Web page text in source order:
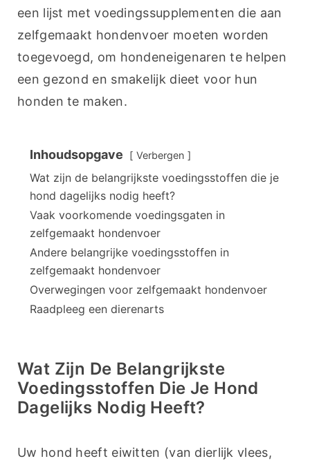
een lijst met voedingssupplementen die aan
zelfgemaakt hondenvoer moeten worden
toegevoegd, om hondeneigenaren te helpen
een gezond en smakelijk dieet voor hun
honden te maken.
Inhoudsopgave Verbergen
Wat zijn de belangrijkste voedingsstoffen die je
hond dagelijks nodig heeft?
Vaak voorkomende voedingsgaten in
zelfgemaakt hondenvoer
Andere belangrijke voedingsstoffen in
zelfgemaakt hondenvoer
Overwegingen voor zelfgemaakt hondenvoer
Raadpleeg een dierenarts
Wat Zijn De Belangrijkste
Voedingsstoffen Die Je Hond
Dagelijks Nodig Heeft?
Uw hond heeft eiwitten (van dierlijk vlees,